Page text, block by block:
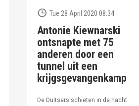
Tue 28 April 2020 08:34
Antonie Kiewnarski
ontsnapte met 75
anderen door een
tunnel uit een
krijgsgevangenkamp
De Duitsers schieten in de nacht